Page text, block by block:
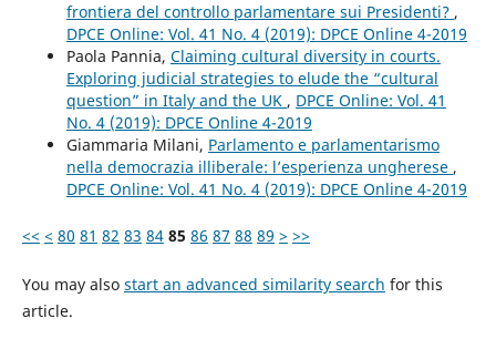
frontiera del controllo parlamentare sui Presidenti? ,
DPCE Online: Vol. 41 No. 4 (2019): DPCE Online 4-2019
Paola Pannia, Claiming cultural diversity in courts.
Exploring judicial strategies to elude the “cultural
question” in Italy and the UK , DPCE Online: Vol. 41
No. 4 (2019): DPCE Online 4-2019
Giammaria Milani, Parlamento e parlamentarismo
nella democrazia illiberale: l’esperienza ungherese ,
DPCE Online: Vol. 41 No. 4 (2019): DPCE Online 4-2019
<< < 80 81 82 83 84 85 86 87 88 89 > >>
You may also start an advanced similarity search for this
article.